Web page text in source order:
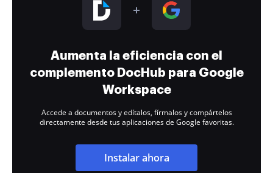
Aumenta la eficiencia con el
complemento DocHub para Google
Workspace
Accede a documentos y edítalos, fírmalos y compártelos
directamente desde tus aplicaciones de Google favoritas.
Instalar ahora